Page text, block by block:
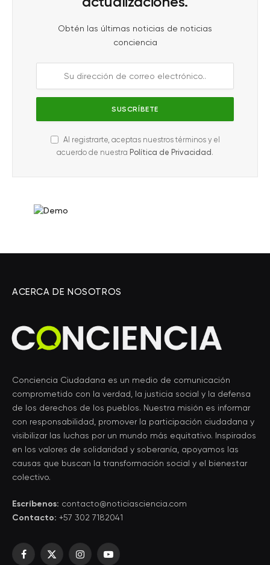
Obtén las últimas noticias de noticias
conciencia
Al registrarte, aceptas nuestros términos y el
acuerdo de nuestra Política de Privacidad .
ACERCA DE NOSOTROS
Conciencia Ciudadana es un medio de comunicación
comprometido con la verdad, la justicia social y la defensa
de los derechos de los pueblos. Nuestra misión es informar
con responsabilidad, promover la participación ciudadana y
visibilizar las luchas por un mundo más equitativo. Inspirados
en los valores de solidaridad y soberanía, apoyamos las
causas que buscan la transformación social y el bienestar
colectivo.
Escríbenos: contacto@noticiasciencia.com
Contacto: +57 302 7182041
Facebook
X
InstagramYouTube